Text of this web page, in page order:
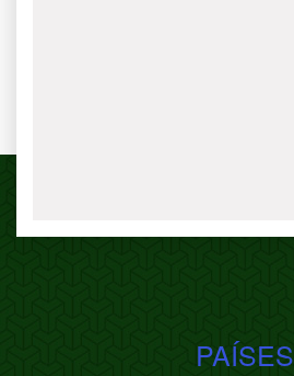
PAÍSES